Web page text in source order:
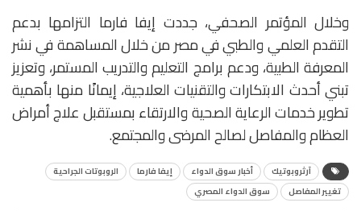
وخلال المؤتمر الصحفي، جددت إيفا فارما التزامها بدعم
التقدم العلمي والطبي في مصر من خلال المساهمة في نشر
المعرفة الطبية، ودعم برامج التعليم والتدريب المستمر، وتعزيز
تبني أحدث الابتكارات والتقنيات العلاجية، إيمانًا منها بأهمية
تطوير خدمات الرعاية الصحية والارتقاء بمستقبل علاج أمراض
العظام والمفاصل لصالح المرضى والمجتمع.
آرثروبوتيك أخبار سوق الدواء إيفا فارما
الروبوتات الجراحية
تغيير المفاصل
سوق الدواء المصري